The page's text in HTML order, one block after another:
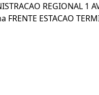
REGIONAL 1
FRENTE ESTACAO